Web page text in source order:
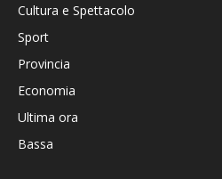
Cultura e Spettacolo
Sport
Provincia
Economia
Ultima ora
Bassa